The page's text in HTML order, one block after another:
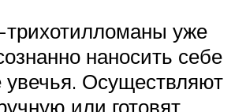
трихотилломаны уже
наносить себе
увечья. Осуществляют
или готовят